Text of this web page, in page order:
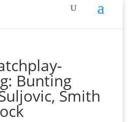
Bunting
Smith